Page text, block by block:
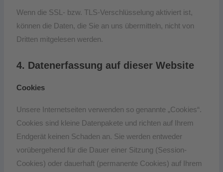
Wenn die SSL- bzw. TLS-Verschlüsselung aktiviert ist,
können die Daten, die Sie an uns übermitteln, nicht von
Dritten mitgelesen werden.
4. Datenerfassung auf dieser Website
Cookies
Unsere Internetseiten verwenden so genannte „Cookies“.
Cookies sind kleine Datenpakete und richten auf Ihrem
Endgerät keinen Schaden an. Sie werden entweder
vorübergehend für die Dauer einer Sitzung (Session-
Cookies) oder dauerhaft (permanente Cookies) auf Ihrem